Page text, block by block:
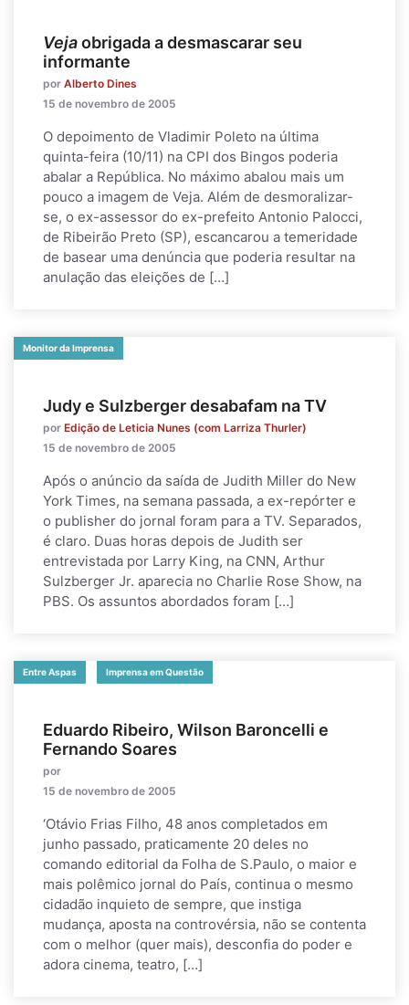
Vejaobrigada a desmascarar seu
informante
por Alberto Dines
15 de novembro de 2005
O depoimento de Vladimir Poleto na última
quinta-feira (10/11) na CPI dos Bingos poderia
abalar a República. No máximo abalou mais um
pouco a imagem de Veja. Além de desmoralizar-
se, o ex-assessor do ex-prefeito Antonio Palocci,
de Ribeirão Preto (SP), escancarou a temeridade
de basear uma denúncia que poderia resultar na
anulação das eleições de […]
Monitor da Imprensa
Judy e Sulzberger desabafam na TV
por Edição de Leticia Nunes (com Larriza Thurler)
15 de novembro de 2005
Após o anúncio da saída de Judith Miller do New
York Times, na semana passada, a ex-repórter e
o publisher do jornal foram para a TV. Separados,
é claro. Duas horas depois de Judith ser
entrevistada por Larry King, na CNN, Arthur
Sulzberger Jr. aparecia no Charlie Rose Show, na
PBS. Os assuntos abordados foram […]
Entre Aspas Imprensa em Questão
Eduardo Ribeiro, Wilson Baroncelli e
Fernando Soares
por
15 de novembro de 2005
‘Otávio Frias Filho, 48 anos completados em
junho passado, praticamente 20 deles no
comando editorial da Folha de S.Paulo, o maior e
mais polêmico jornal do País, continua o mesmo
cidadão inquieto de sempre, que instiga
mudança, aposta na controvérsia, não se contenta
com o melhor (quer mais), desconfia do poder e
adora cinema, teatro, […]